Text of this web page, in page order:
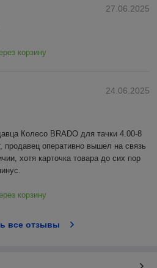
27.06.2025
корзину
24.06.2025
Колесо BRADO для тачки 4.00-8
продавец оперативно вышел на связь
хотя карточка товара до сих пор
корзину
все отзывы